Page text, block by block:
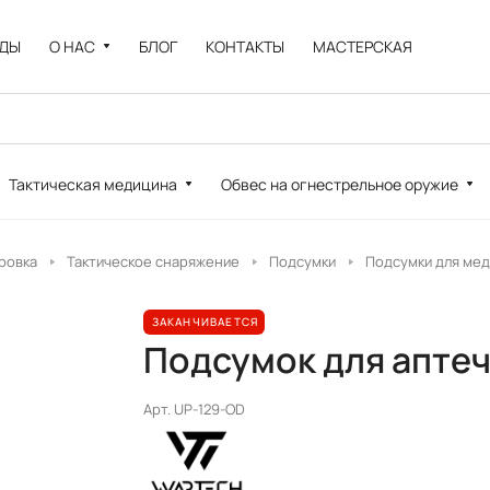
О НАС БЛОГ КОНТАКТЫ МАСТЕРСКАЯ
Тактическая медицина Обвес на огнестрельное оружие
Тактическое снаряжение Подсумки Подсумки для
ЗАКАНЧИВАЕТСЯ
Подсумок для
Арт. UP-129-OD